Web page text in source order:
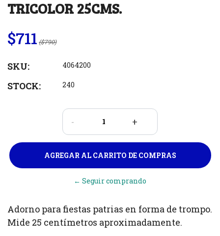
TRICOLOR 25CMS.
$711 ($790)
SKU: 4064200
STOCK: 240
- +
← Seguir comprando
Adorno para fiestas patrias en forma de trompo.
Mide 25 centímetros aproximadamente.